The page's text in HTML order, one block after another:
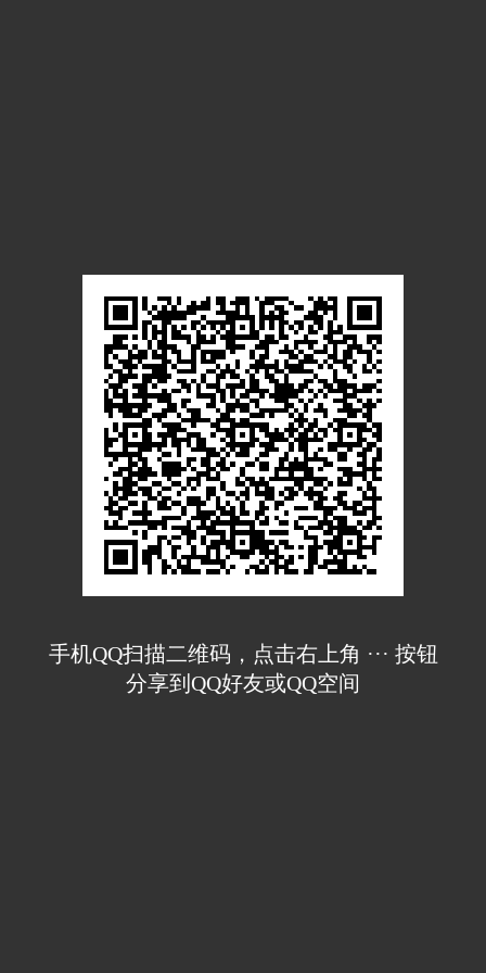
手机QQ扫描二维码，点击右上角 ··· 按钮
分享到QQ好友或QQ空间